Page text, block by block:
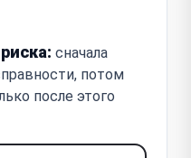
сначала
потом
после этого